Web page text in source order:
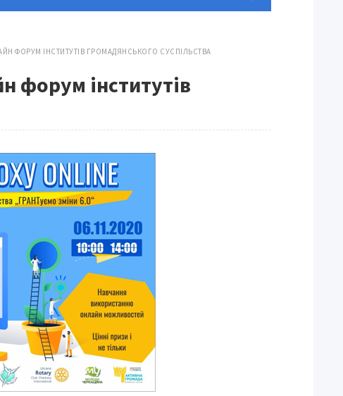
ФОРУМ ІНСТИТУТІВ ГРОМАДЯНСЬКОГО СУСПІЛЬСТВА
форум інститутів